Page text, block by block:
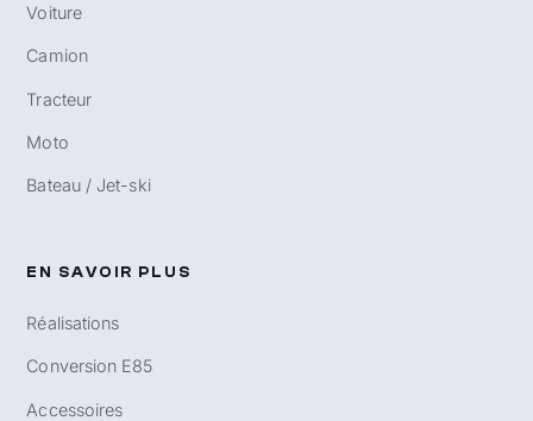
Voiture
Camion
Tracteur
Moto
Bateau / Jet-ski
EN SAVOIR PLUS
Réalisations
Conversion E85
Accessoires